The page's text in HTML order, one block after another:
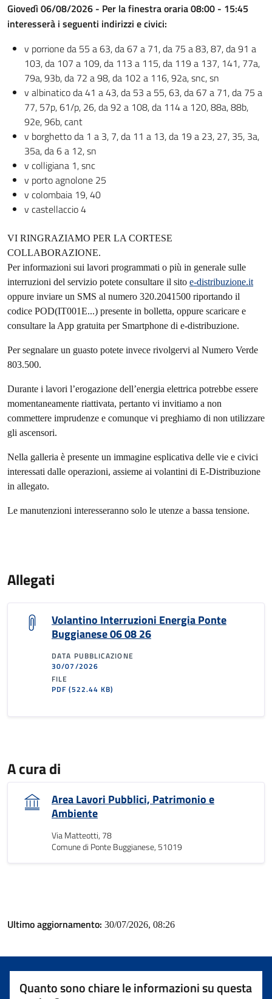
Giovedì 06/08/2026 - Per la finestra oraria 08:00 - 15:45
interesserà i seguenti indirizzi e civici:
v porrione da 55 a 63, da 67 a 71, da 75 a 83, 87, da 91 a
103, da 107 a 109, da 113 a 115, da 119 a 137, 141, 77a,
79a, 93b, da 72 a 98, da 102 a 116, 92a, snc, sn
v albinatico da 41 a 43, da 53 a 55, 63, da 67 a 71, da 75 a
77, 57p, 61/p, 26, da 92 a 108, da 114 a 120,88a, 88b,
92e, 96b, cant
v borghetto da 1 a 3, 7, da 11 a 13, da 19 a 23, 27, 35, 3a,
35a, da 6 a 12, sn
v colligiana 1, snc
v porto agnolone 25
v colombaia 19, 40
v castellaccio 4
VI RINGRAZIAMO PER LA CORTESE
COLLABORAZIONE.
Per informazioni sui lavori programmati o più in generale sulle
interruzioni del servizio potete consultare il sito e-distribuzione.it
oppure inviare un SMS al numero 320.2041500 riportando il
codice POD(IT001E...) presente in bolletta, oppure scaricare e
consultare la App gratuita per Smartphone di e-distribuzione.
Persegnalare un guasto potete invece rivolgervi al Numero Verde
803.500.
Durante i lavori l’erogazione dell’energia elettrica potrebbe essere
momentaneamente riattivata, pertanto vi invitiamo a non
commettere imprudenze e comunque vi preghiamo di non utilizzare
gli ascensori.
Nella galleria è presente un immagine esplicativa delle vie e civici
interessati dalle operazioni, assieme ai volantini di E-Distribuzione
in allegato.
Le manutenzioni interesseranno solo le utenze a bassa tensione.
Allegati
Volantino Interruzioni Energia Ponte
Buggianese 06 08 26
DATA PUBBLICAZIONE
30/07/2026
FILE
PDF(522.44 KB)
A cura di
Area Lavori Pubblici, Patrimonio e
Ambiente
Via Matteotti, 78
Comune di Ponte Buggianese, 51019
Ultimo aggiornamento: 30/07/2026, 08:26
Quanto sono chiare le informazioni su questa